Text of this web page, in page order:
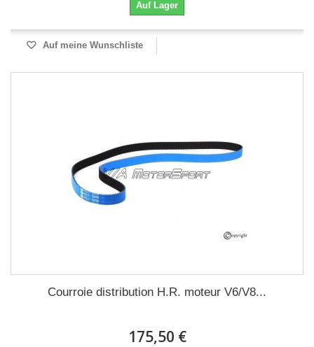
Auf Lager
Auf meine Wunschliste
Courroie distribution H.R. moteur V6/V8...
175,50 €